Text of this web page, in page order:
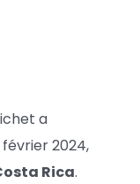
a
2024,
Rica.